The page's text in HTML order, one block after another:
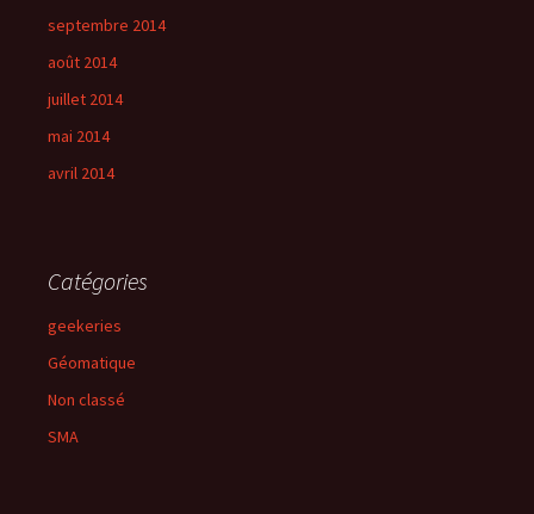
septembre 2014
août 2014
juillet 2014
mai 2014
avril 2014
Catégories
geekeries
Géomatique
Non classé
SMA